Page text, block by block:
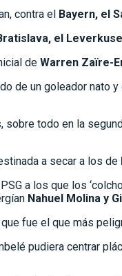
contra el Bayern, el
el
de Warren Zaïre-
de un goleador nato
sobre todo en la
a secar a los de
a los que los
Nahuel Molina y
que fue el que más
pudiera centrar